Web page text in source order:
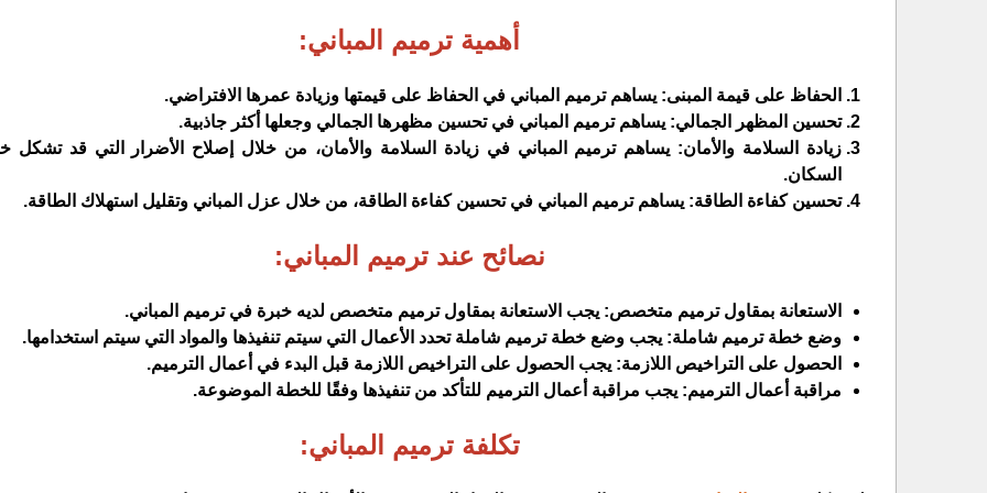
أهمية ترميم المباني:
الحفاظ على قيمة المبنى: يساهم ترميم المباني في الحفاظ على قيمتها وزيادة عمرها الافتراضي.
تحسين المظهر الجمالي: يساهم ترميم المباني في تحسين مظهرها الجمالي وجعلها أكثر جاذبية.
زيادة السلامة والأمان: يساهم ترميم المباني في زيادة السلامة والأمان، من خلال إصلاح الأضرار التي قد تشكل
السكان.
تحسين كفاءة الطاقة: يساهم ترميم المباني في تحسين كفاءة الطاقة، من خلال عزل المباني وتقليل استهلاك الطاقة.
نصائح عند ترميم المباني:
الاستعانة بمقاول ترميم متخصص: يجب الاستعانة بمقاول ترميم متخصص لديه خبرة في ترميم المباني.
وضع خطة ترميم شاملة: يجب وضع خطة ترميم شاملة تحدد الأعمال التي سيتم تنفيذها والمواد التي سيتم استخدامها.
الحصول على التراخيص اللازمة: يجب الحصول على التراخيص اللازمة قبل البدء في أعمال الترميم.
مراقبة أعمال الترميم: يجب مراقبة أعمال الترميم للتأكد من تنفيذها وفقًا للخطة الموضوعة.
تكلفة ترميم المباني: